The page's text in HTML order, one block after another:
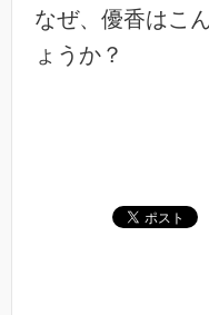
なぜ、優香はこ
ょうか？